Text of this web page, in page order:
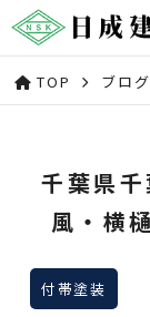
TOP ブログ
千葉県
風・横
付帯塗装